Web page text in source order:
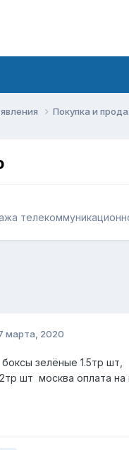
Покупка и
марта, 2020
зелёные 1.5тр шт,
шт москва оплата на